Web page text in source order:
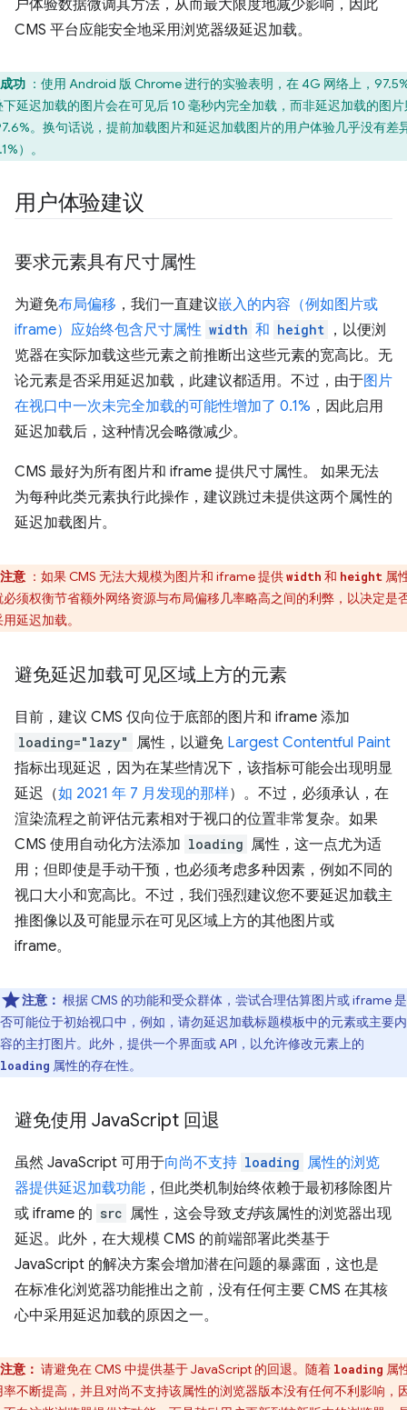
户体验数据微调其方法，从而最大限度地减少影响，因此
CMS 平台应能安全地采用浏览器级延迟加载。
成功 ：使用 Android 版 Chrome 进行的实验表明，在 4G 网络上，
下延迟加载的图片会在可见后 10 毫秒内完全加载，而非延迟加载的图
。换句话说，提前加载图片和延迟加载图片的用户体验几乎没有差
）。
用户体验建议
要求元素具有尺寸属性
为避免布局偏移 ，我们一直建议嵌入的内容（例如图片或
iframe）应始终包含尺寸属性 width 和 height ，以便浏
览器在实际加载这些元素之前推断出这些元素的宽高比。无
论元素是否采用延迟加载，此建议都适用。不过，由于图片
在视口中一次未完全加载的可能性增加了 0.1% ，因此启用
延迟加载后，这种情况会略微减少。
CMS 最好为所有图片和 iframe 提供尺寸属性。 如果无法
为每种此类元素执行此操作，建议跳过未提供这两个属性的
延迟加载图片。
注意 ：如果 CMS 无法大规模为图片和 iframe 提供width 和 height 属
必须权衡节省额外网络资源与布局偏移几率略高之间的利弊，以决定是
延迟加载。
避免延迟加载可见区域上方的元素
目前，建议 CMS 仅向位于底部的图片和 iframe 添加
loading="lazy" 属性，以避免 Largest Contentful Paint
指标出现延迟，因为在某些情况下，该指标可能会出现明显
延迟（如 2021 年 7 月发现的那样）。不过，必须承认，在
渲染流程之前评估元素相对于视口的位置非常复杂。如果
CMS 使用自动化方法添加 loading 属性，这一点尤为适
用；但即使是手动干预，也必须考虑多种因素，例如不同的
视口大小和宽高比。不过，我们强烈建议您不要延迟加载主
推图像以及可能显示在可见区域上方的其他图片或
iframe。
注意： 根据 CMS 的功能和受众群体，尝试合理估算图片或 iframe 是
否可能位于初始视口中，例如，请勿延迟加载标题模板中的元素或主要内
容的主打图片。此外，提供一个界面或 API，以允许修改元素上的
loading 属性的存在性。
避免使用 JavaScript 回退
虽然 JavaScript 可用于向尚不支持 loading 属性的浏览
器提供延迟加载功能 ，但此类机制始终依赖于最初移除图片
或 iframe 的 src 属性，这会导致支持该属性的浏览器出现
延迟。此外，在大规模 CMS 的前端部署此类基于
JavaScript 的解决方案会增加潜在问题的暴露面，这也是
在标准化浏览器功能推出之前，没有任何主要 CMS 在其核
心中采用延迟加载的原因之一。
注意： 请避免在 CMS 中提供基于 JavaScript 的回退。随着 loading 属
率不断提高，并且对尚不支持该属性的浏览器版本没有任何不利影响，